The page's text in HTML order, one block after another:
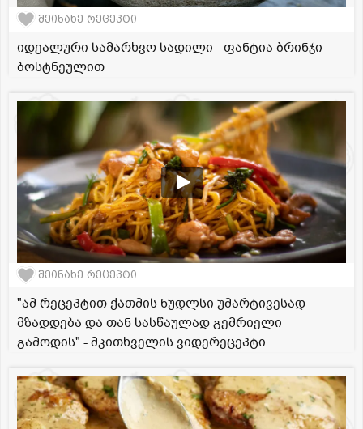
შეინახე რეცეპტი
იდეალური სამარხვო სადილი - ფანტია ბრინჯი
ბოსტნეულით
შეინახე რეცეპტი
"ამ რეცეპტით ქათმის ნუდლსი უმარტივესად
მზადდება და თან სასწაულად გემრიელი
გამოდის" - მკითხველის ვიდერეცეპტი